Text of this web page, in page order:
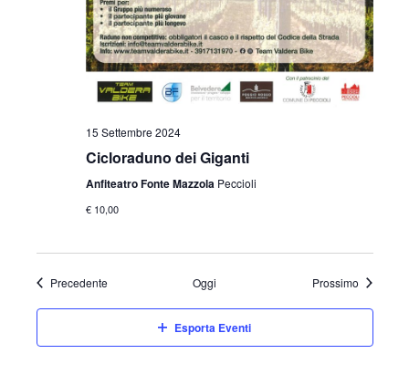
15 Settembre 2024
Cicloraduno dei Giganti
Anfiteatro Fonte Mazzola Peccioli
€ 10,00
PrecedenteEventi Oggi Prossimo Eventi
Esporta Eventi